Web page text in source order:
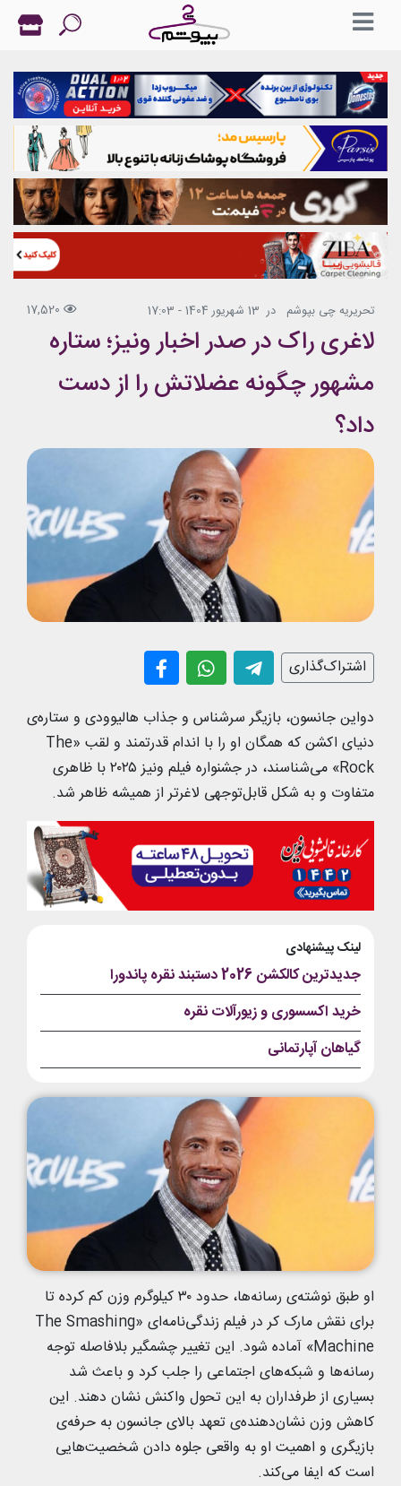
تحریریه چی بپوشم در 13 شهریور 1404 - 17:03 17,520
لاغری راک در صدر اخبار ونیز؛ ستاره
مشهور چگونه عضلاتش را از دست
داد؟
اشتراک‌گذاری
دواین جانسون، بازیگر سرشناس و جذاب هالیوودی و ستاره‌ی
دنیای اکشن که همگان او را با اندام قدرتمند و لقب «The
Rock» می‌شناسند، در جشنواره فیلم ونیز ۲۰۲۵ با ظاهری
متفاوت و به شکل قابل‌توجهی لاغرتر از همیشه ظاهر شد.
لینک پیشنهادی
جدیدترین کالکشن 2026 دستبند نقره پاندورا
خرید اکسسوری و زیورآلات نقره
گیاهان آپارتمانی
او طبق نوشته‌ی رسانه‌ها، حدود ۳۰ کیلوگرم وزن کم کرده تا
برای نقش مارک کر در فیلم زندگی‌نامه‌ای «The Smashing
Machine» آماده شود. این تغییر چشمگیر بلافاصله توجه
رسانه‌ها و شبکه‌های اجتماعی را جلب کرد و باعث شد
بسیاری از طرفداران به این تحول واکنش نشان دهند. این
کاهش وزن نشان‌دهنده‌ی تعهد بالای جانسون به حرفه‌ی
بازیگری و اهمیت او به واقعی جلوه دادن شخصیت‌هایی
است که ایفا می‌کند.